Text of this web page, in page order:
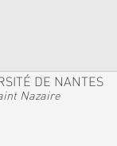
DE NANTES
Nazaire